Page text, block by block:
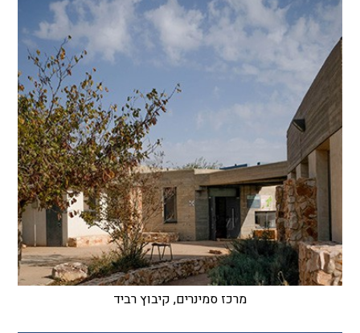
מרכז סמינרים, קיבוץ רביד